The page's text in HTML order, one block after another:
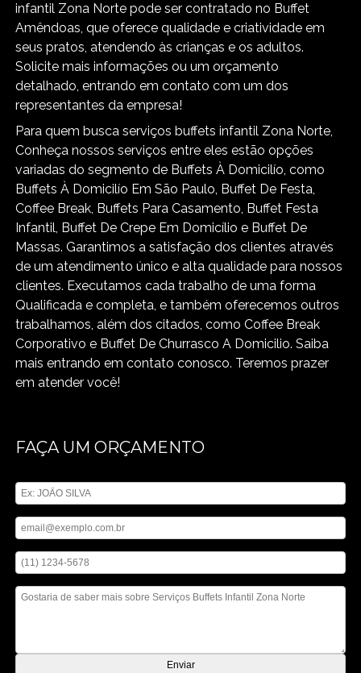
infantil Zona Norte pode ser contratado no Buffet
Amêndoas, que oferece qualidade e criatividade em
seus pratos, atendendo às crianças e os adultos.
Solicite mais informações ou um orçamento
detalhado, entrando em contato com um dos
representantes da empresa!
Para quem busca serviços buffets infantil Zona Norte,
Conheça nossos serviços entre eles estão opções
variadas do segmento de Buffets À Domicilío, como
Buffets À Domicilío Em São Paulo, Buffet De Festa,
Coffee Break, Buffets Para Casamento, Buffet Festa
Infantil, Buffet De Crepe Em Domicílio e Buffet De
Massas. Garantimos a satisfação dos clientes através
de um atendimento único e alta qualidade para nossos
clientes. Executamos cada trabalho de uma forma
Qualificada e completa, e também oferecemos outros
trabalhamos, além dos citados, como Coffee Break
Corporativo e Buffet De Churrasco A Domicilio. Saiba
mais entrando em contato conosco. Teremos prazer
em atender você!
FAÇA UM ORÇAMENTO